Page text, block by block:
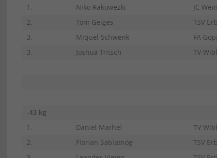
1.
Niko Rakowezki JC
2.
Tom Geiges TSV
3.
Miquel Schwenk FA
3.
Joshua Tritsch TV
-43 kg
1.
Daniel Marhel
TV
2.
Florian Sablatnóg
TSV